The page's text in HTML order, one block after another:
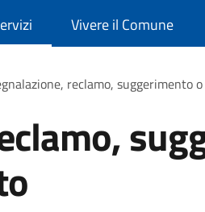
Vivere il Comune
reclamo, suggerimento